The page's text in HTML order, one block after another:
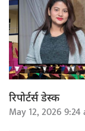
रिपोर्टर्स डेस्क
May 12, 2026 9:24